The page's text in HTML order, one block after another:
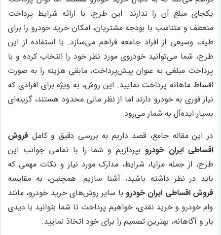
یکجای مبلغ آن را ندارند. این طرح، با ارائه شرایط پرداخت
منعطف و متناسب با بودجه مشتریان، امکان خرید خودرو را برای
طیف وسیعی از افراد جامعه فراهم می‌سازد. با استفاده از این
طرح، شما می‌توانید خودروی مورد نظر خود را انتخاب کرده و با
پرداخت مبلغی به عنوان پیش‌پرداخت، مابقی هزینه را به صورت
اقساط ماهانه پرداخت نمایید. این روش، به ویژه برای افرادی که
نیاز فوری به خودرو دارند اما از نظر مالی محدود هستند، گزینه‌ای
بسیار ایده‌آل به شمار می‌رود.
در این مقاله جامع، قصد داریم به بررسی دقیق و کامل فروش
اقساطی ایران خودروبپردازیم و شما را با تمامی جوانب این
طرح، از جمله مزایا، شرایط، مدارک مورد نیاز و نکات مهمی که
باید در نظر داشته باشید، آشنا سازیم. همچنین، به مقایسه
فروش اقساطی ایران خودرو با سایر روش‌های خرید خودرو، مانند
وام خودرو و خرید نقدی، خواهیم پرداخت تا شما بتوانید با دیدی
باز و آگاهانه، بهترین تصمیم را برای خود اتخاذ نمایید.